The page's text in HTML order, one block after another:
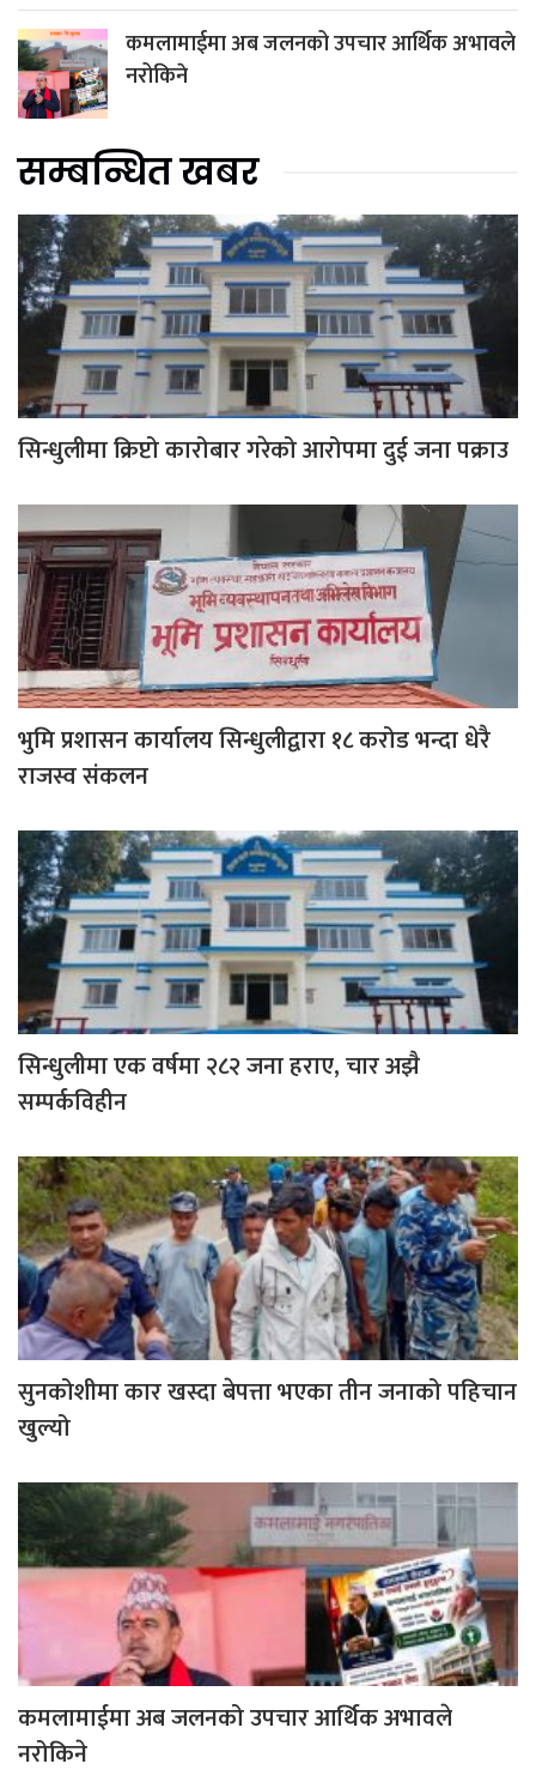
कमलामाईमा अब जलनको उपचार आर्थिक अभावले
नरोकिने
सम्बन्धित खबर
सिन्धुलीमा क्रिप्टो कारोबार गरेको आरोपमा दुई जना पक्राउ
भुमि प्रशासन कार्यालय सिन्धुलीद्वारा १८ करोड भन्दा धेरै
राजस्व संकलन
सिन्धुलीमा एक वर्षमा २८२ जना हराए, चार अझै
सम्पर्कविहीन
सुनकोशीमा कार खस्दा बेपत्ता भएका तीन जनाको पहिचान
खुल्यो
कमलामाईमा अब जलनको उपचार आर्थिक अभावले
नरोकिने